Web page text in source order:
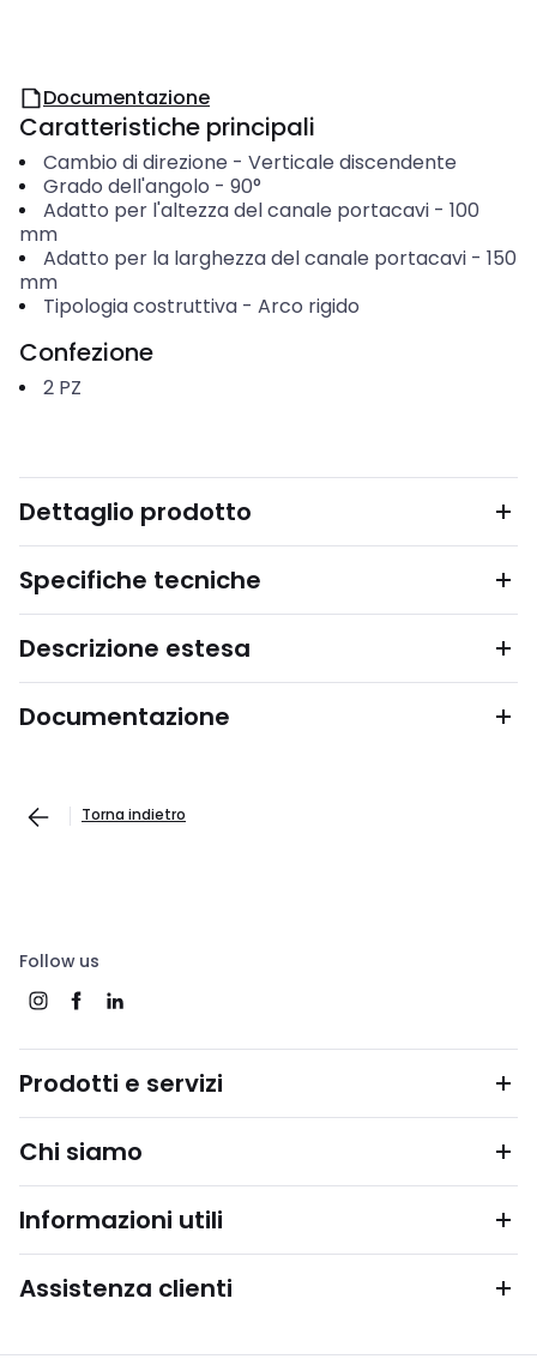
Documentazione
Caratteristiche principali
Cambio di direzione - Verticale discendente
Grado dell'angolo - 90°
Adatto per l'altezza del canale portacavi- 100
mm
Adatto per la larghezza del canale portacavi- 150
mm
Tipologia costruttiva- Arco rigido
Confezione
2 PZ
Dettaglio prodotto
Specifiche tecniche
Descrizione estesa
Documentazione
Torna indietro
Follow us
Prodotti e servizi
Chi siamo
Informazioni utili
Assistenza clienti